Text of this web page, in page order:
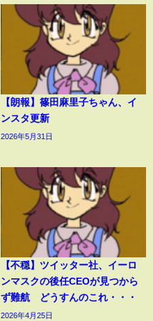
【朗報】篠田麻里子ちゃん、イ
ンスタ更新
2026年5月31日
【不穏】ツイッター社、イーロ
ンマスクの後任CEOが見つから
ず難航 どうすんのこれ・・・
2026年4月25日